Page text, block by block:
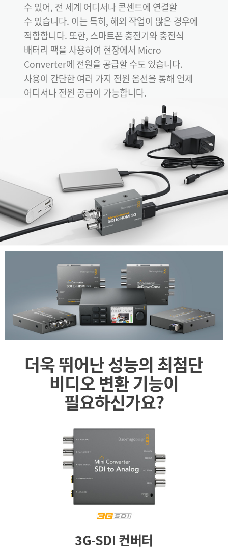
수 있어, 전 세계 어디서나 콘센트에 연결할
수 있습니다. 이는 특히, 해외 작업이 많은 경우에
적합합니다. 또한, 스마트폰 충전기와 충전식
배터리 팩을 사용하여 현장에서 Micro
Converter에 전원을 공급할 수도 있습니다.
사용이 간단한 여러 가지 전원 옵션을 통해 언제
어디서나 전원 공급이 가능합니다.
더욱 뛰어난 성능의 최첨단
비디오 변환 기능이
필요하신가요?
3G-SDI 컨버터